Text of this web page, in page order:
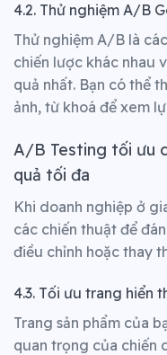
4.2. Thử nghiệm A/B
Thử nghiệm A/B là
chiến lược khác nhau
quả nhất. Bạn có thể
ảnh, từ khoá để xem
A/B Testing tối ưu
quả tối đa
Khi doanh nghiệp ở
các chiến thuật để
điều chỉnh hoặc thay
4.3. Tối ưu trang hiển
Trang sản phẩm của
quan trọng của chiến